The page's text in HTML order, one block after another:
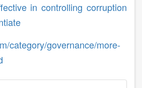
in controlling corruption
category/governance/more-